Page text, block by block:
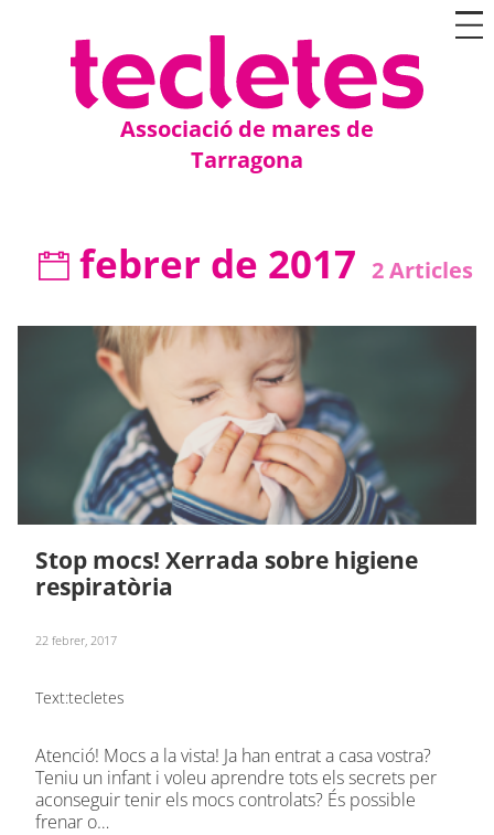
Associació de mares de
Tarragona
febrer de 2017 2Articles
Stop mocs! Xerrada sobre higiene
respiratòria
22 febrer, 2017
Text:tecletes
Atenció! Mocs a la vista! Ja han entrat a casa vostra?
Teniu un infant i voleu aprendre tots els secrets per
aconseguir tenir els mocs controlats? És possible
frenar o…